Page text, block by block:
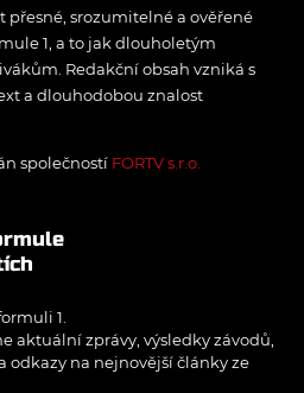
přesné, srozumitelné a ověřené
1, a to jak dlouholetým
Redakční obsah vzniká s
a dlouhodobou znalost
společností FORTV s.r.o.
1.
aktuální zprávy, výsledky závodů,
odkazy na nejnovější články ze